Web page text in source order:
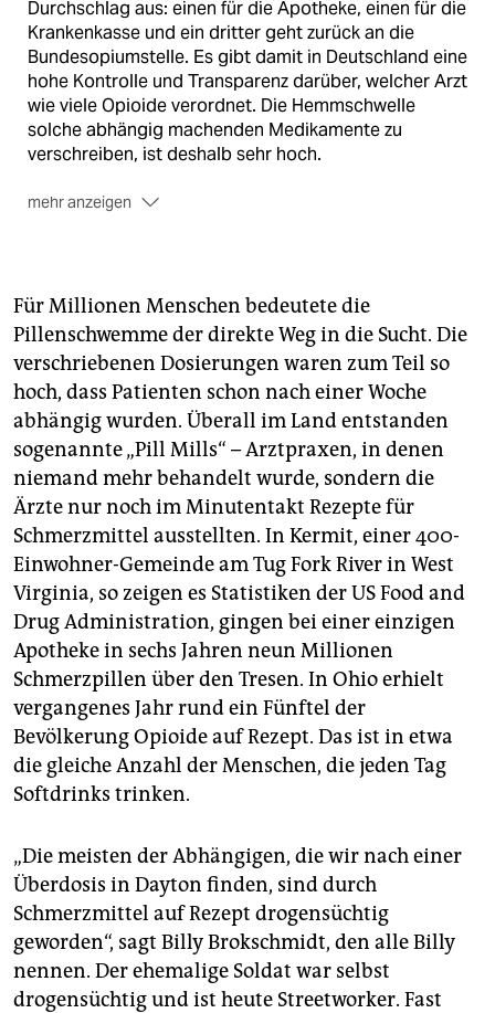
Durchschlag aus: einen für die Apotheke, einen für die
Krankenkasse und ein dritter geht zurück an die
Bundesopiumstelle. Es gibt damit in Deutschland eine
hohe Kontrolle und Transparenz darüber, welcher Arzt
wie viele Opioide verordnet. Die Hemmschwelle
solche abhängig machenden Medikamente zu
verschreiben, ist deshalb sehr hoch.
mehr anzeigen
den USA hingegen dürfen Pharmakonzerne für alle
rezeptpflichtigen Mittel werben - und damit auch für
Opioide. Das hat laut Experten dazu geführt, dass
Ärzte Fentanyl und andere Opioide schneller
verschreiben.(aw/me)
Für Millionen Menschen bedeutete die
Pillenschwemme der direkte Weg in die Sucht. Die
verschriebenen Dosierungen waren zum Teil so
hoch, dass Patienten schon nach einer Woche
abhängig wurden. Überall im Land entstanden
sogenannte „Pill Mills“ – Arztpraxen, in denen
niemand mehr behandelt wurde, sondern die
Ärzte nur noch im Minutentakt Rezepte für
Schmerzmittel ausstellten. In Kermit, einer 400-
Einwohner-Gemeinde am Tug Fork River in West
Virginia, so zeigen es Statistiken der US Food and
Drug Administration, gingen bei einer einzigen
Apotheke in sechs Jahren neun Millionen
Schmerzpillen über den Tresen. In Ohio erhielt
vergangenes Jahr rund ein Fünftel der
Bevölkerung Opioide auf Rezept. Das ist in etwa
die gleiche Anzahl der Menschen, die jeden Tag
Softdrinks trinken.
„Die meisten der Abhängigen, die wir nach einer
Überdosis in Dayton finden, sind durch
Schmerzmittel auf Rezept drogensüchtig
geworden“, sagt Billy Brokschmidt, den alle Billy
nennen. Der ehemalige Soldat war selbst
drogensüchtig und ist heute Streetworker. Fast